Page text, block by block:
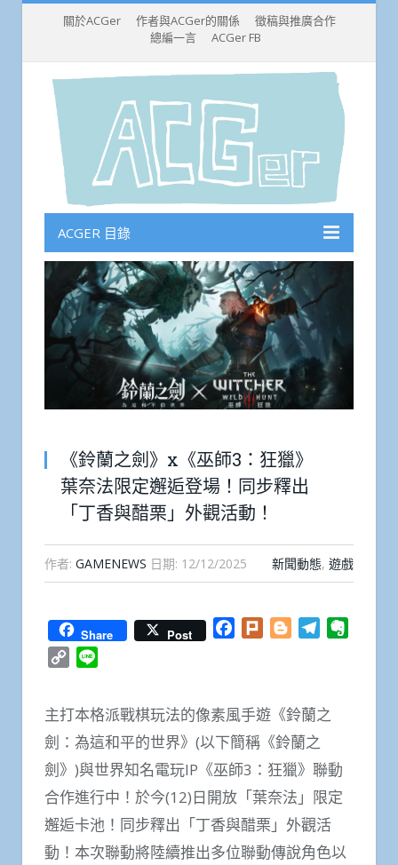
關於ACGer 作者與ACGer的關係
徵稿與推廣合作
總編一言
ACGer FB
ACGER 目錄
《鈴蘭之劍》x《巫師3：狂獵》
葉奈法限定邂逅登場！同步釋出
「丁香與醋栗」外觀活動！
作者: GAMENEWS 日期: 12/12/2025 新聞動態, 遊戲
Share Post Facebook
Plurk BloggerTelegram
Copy
主打本格派戰棋玩法的像素風手遊《鈴蘭之
劍：為這和平的世界》(以下簡稱《鈴蘭之
劍》)與世界知名電玩IP《巫師3：狂獵》聯動
合作進行中！於今(12)日開放「葉奈法」限定
邂逅卡池！同步釋出「丁香與醋栗」外觀活
動！本次聯動將陸續推出多位聯動傳說角色以